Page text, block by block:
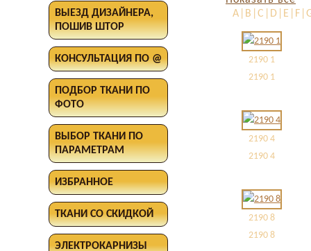
ВЫЕЗД ДИЗАЙНЕРА,
ПОШИВ ШТОР
КОНСУЛЬТАЦИЯ ПО @
ПОДБОР ТКАНИ ПО
ФОТО
ВЫБОР ТКАНИ ПО
ПАРАМЕТРАМ
ИЗБРАННОЕ
ТКАНИ СО СКИДКОЙ
ЭЛЕКТРОКАРНИЗЫ
2190 1
2190 1
2190 4
2190 4
2190 8
2190 8